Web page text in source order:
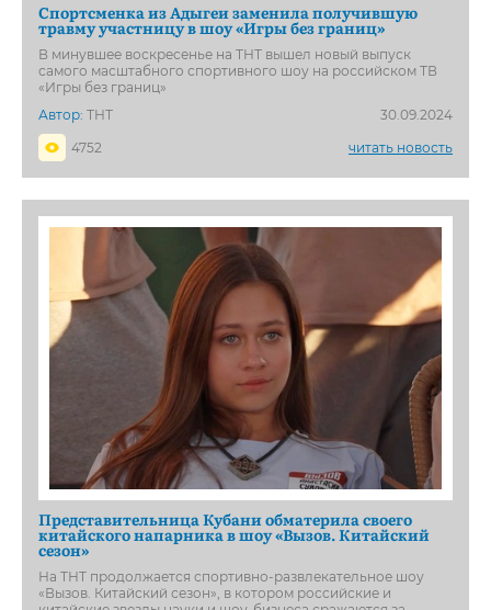
Спортсменка из Адыгеи заменила получившую
травму участницу в шоу «Игры без границ»
В минувшее воскресенье на ТНТ вышел новый выпуск
самого масштабного спортивного шоу на российском ТВ
«Игры без границ»
Автор: ТНТ
30.09.2024
4752
читать новость
Представительница Кубани обматерила своего
китайского напарника в шоу «Вызов. Китайский
сезон»
На ТНТ продолжается спортивно-развлекательное шоу
«Вызов. Китайский сезон», в котором российские и